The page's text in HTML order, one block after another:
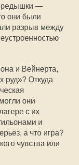
—
они были
разрыв между
и Вейнерта,
руд»? Откуда
они
с их
и
а что игра?
чувства или